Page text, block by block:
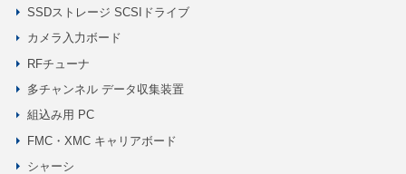
SSDストレージ SCSIドライブ
カメラ入力ボード
RFチューナ
多チャンネル データ収集装置
組込み用 PC
FMC・XMC キャリアボード
シャーシ